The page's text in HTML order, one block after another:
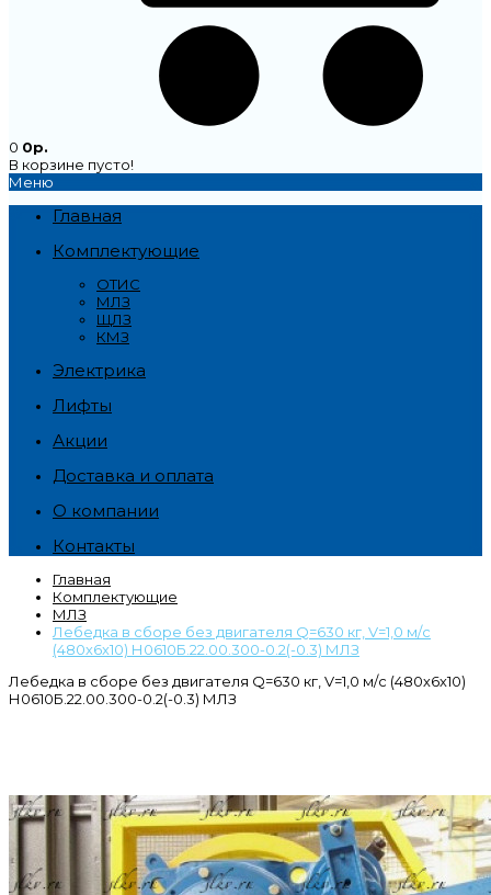
0 0р.
В корзине пусто!
Меню
Главная
Комплектующие
ОТИС
МЛЗ
ЩЛЗ
КМЗ
Электрика
Лифты
Акции
Доставка и оплата
О компании
Контакты
Главная
Комплектующие
МЛЗ
Лебедка в сборе без двигателя Q=630 кг, V=1,0 м/с
(480х6х10) Н0610Б.22.00.300-0.2(-0.3) МЛЗ
Лебедка в сборе без двигателя Q=630 кг, V=1,0 м/с (480х6х10)
Н0610Б.22.00.300-0.2(-0.3) МЛЗ